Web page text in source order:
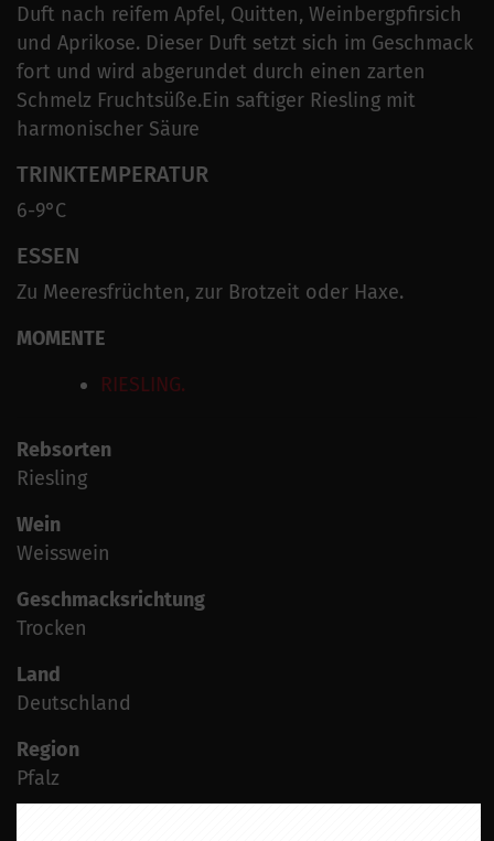
Duft nach reifem Apfel, Quitten, Weinbergpfirsich
und Aprikose. Dieser Duft setzt sich im Geschmack
fort und wird abgerundet durch einen zarten
Schmelz Fruchtsüße.Ein saftiger Riesling mit
harmonischer Säure
TRINKTEMPERATUR
6-9°C
ESSEN
Zu Meeresfrüchten, zur Brotzeit oder Haxe.
MOMENTE
RIESLING.
Rebsorten
Riesling
Wein
Weisswein
Geschmacksrichtung
Trocken
Land
Deutschland
Region
Pfalz